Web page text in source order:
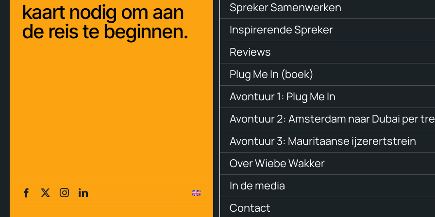
kaart nodig om aan
de reis te beginnen.
Spreker Samenwerken
Inspirerende Spreker
Reviews
Plug Me In (boek)
Avontuur 1: Plug Me In
Avontuur 2: Amsterdam naar Dubai per
Avontuur 3: Mauritaanse ijzerertstrein
Over Wiebe Wakker
In de media
Contact